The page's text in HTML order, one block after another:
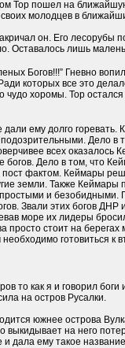
Тор пошел на
молодцев в
он. Его лесорубы
Оставалось лишь
Богов!!!” Гневно
которых все это
чудо хоромы. Тор
дали ему долго
Дело в
всех оказалось
богов. Дело в том, что
пост фактом. Кеймары
земли. Также
простыми и
Звали этих богов
море их лидеры
просто стоит на
необходимо готовиться
то как я и говорил
на остров Русалки.
южнее острова
выкидывает на него
дала ему такое